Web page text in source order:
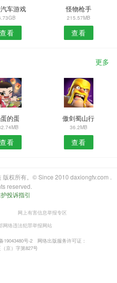
车游戏
查看
怪物枪手
215.57MB
查看
更多
的蛋
查看
傲剑蜀山行
36.2MB
查看
权所有。© Since 2010 daxiongtv.com .
reserved.
投诉指引
网上有害信息举报专区
网络违法犯罪举报网站
19043480号-2
网络出版服务许可证：
（京）字第827号